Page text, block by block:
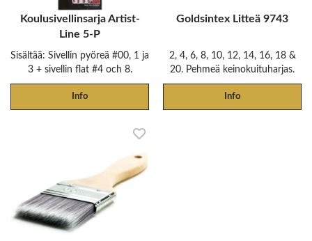
Koulusivellinsarja Artist-
Line 5-P
Sisältää: Sivellin pyöreä #00, 1 ja
3 + sivellin flat #4 och 8.
Info
Goldsintex Litteä 9743
2, 4, 6, 8, 10, 12, 14, 16, 18 &
20. Pehmeä keinokuituharjas.
Info